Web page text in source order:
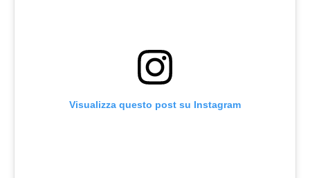
Visualizza questo post su Instagram